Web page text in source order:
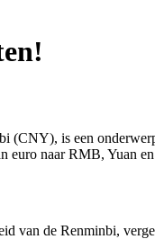
is een
euro naar RMB, Yuan
van de Renminbi,